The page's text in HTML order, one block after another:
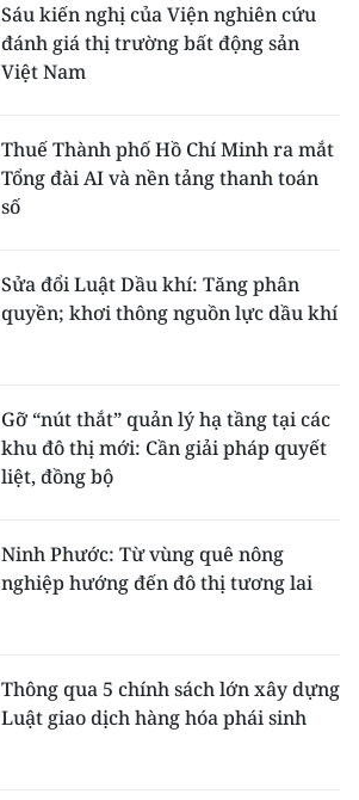
Sáu kiến nghị của Viện nghiên cứu
đánh giá thị trường bất động sản
Việt Nam
Thuế Thành phố Hồ Chí Minh ra mắt
Tổng đài AI và nền tảng thanh toán
số
Sửa đổi Luật Dầu khí: Tăng phân
quyền; khơi thông nguồn lực dầu khí
Gỡ “nút thắt” quản lý hạ tầng tại các
khu đô thị mới: Cần giải pháp quyết
liệt, đồng bộ
Ninh Phước: Từ vùng quê nông
nghiệp hướng đến đô thị tương lai
Thông qua 5 chính sách lớn xây dựng
Luật giao dịch hàng hóa phái sinh